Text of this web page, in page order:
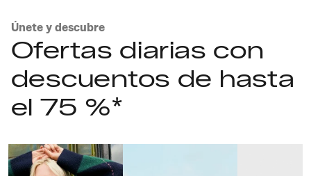
Únete y descubre
Ofertas diarias con
descuentos de hasta
el 75 %*